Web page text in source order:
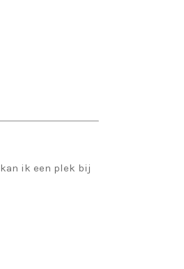
ik een plek bij